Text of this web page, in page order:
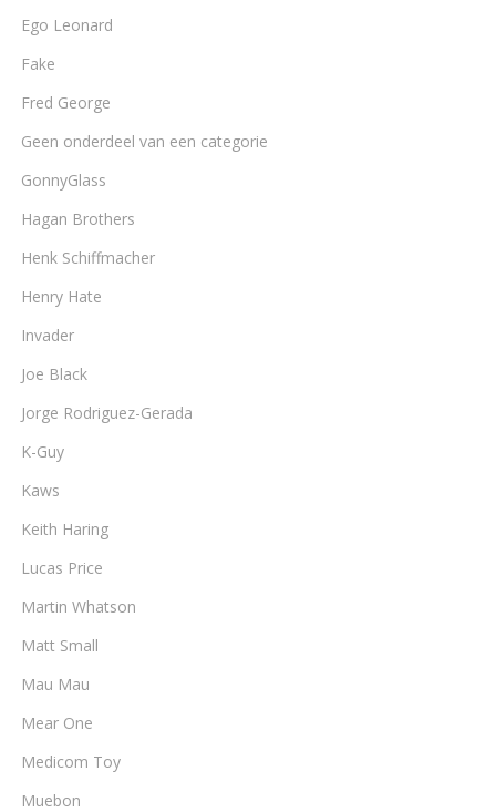
Ego Leonard
Fake
Fred George
Geen onderdeel van een categorie
GonnyGlass
Hagan Brothers
Henk Schiffmacher
Henry Hate
Invader
Joe Black
Jorge Rodriguez-Gerada
K-Guy
Kaws
Keith Haring
Lucas Price
Martin Whatson
Matt Small
Mau Mau
Mear One
Medicom Toy
Muebon